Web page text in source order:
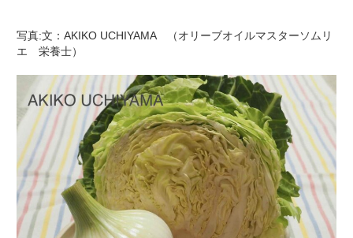
写真:文：AKIKO UCHIYAMA　（オリーブオイルマスターソムリ
エ　栄養士）